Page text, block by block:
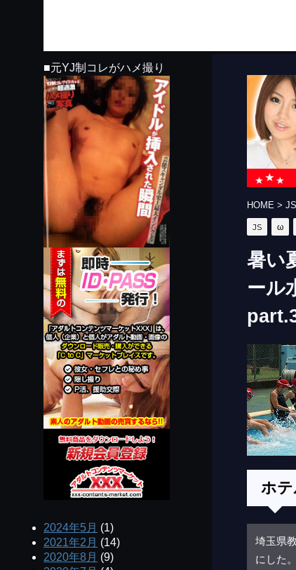
HOME > JS
JS ω
暑い
ール
ホ
埼玉県
にした。
■元YJ制コレがハメ撮り
2024年5月 (1)
2021年2月 (14)
2020年8月 (9)